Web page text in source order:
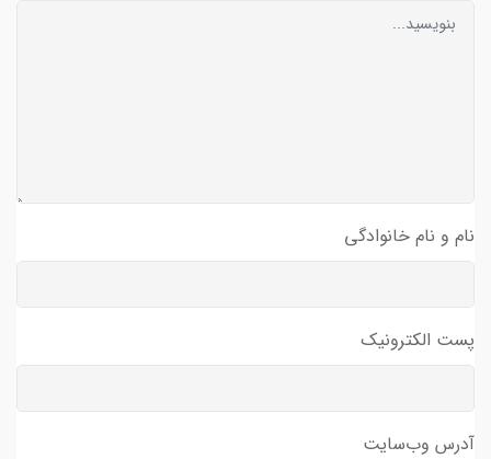
نام و نام خانوادگی
پست الکترونیک
آدرس وب‌سایت